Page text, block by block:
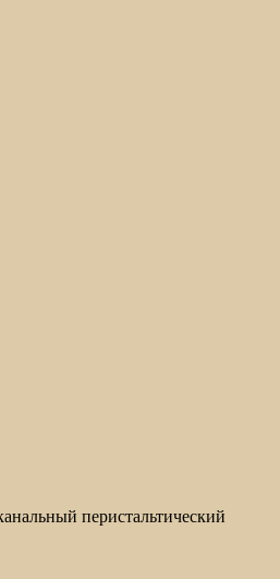
перистальтический